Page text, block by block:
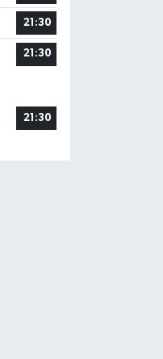
21:30
21:30
21:30